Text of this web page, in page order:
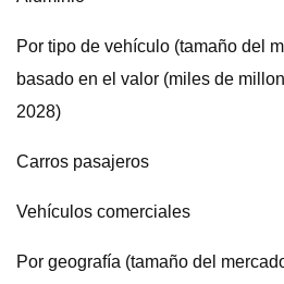
Por tipo de vehículo (tamaño del
basado en el valor (miles de
2028)
Carros pasajeros
Vehículos comerciales
Por geografía (tamaño del